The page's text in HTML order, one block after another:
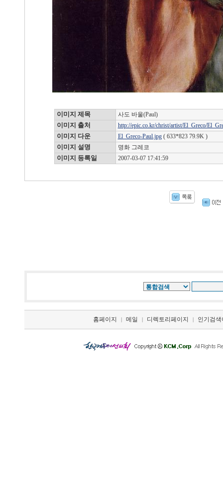
이미지 제목 사도 바울(Paul)
이미지 출처 http://epic.co.kr/christ/artist/El_Greco/
이미지 다운 El_Greco-Paul.jpg( 633*823 79.9K )
이미지 설명 명화 그레코
이미지 등록일 2007-03-07 17:41:59
홈페이지 | 메일 | 디렉토리페이지 | 인기검색